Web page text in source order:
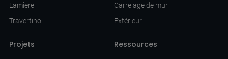
Lamiere
Travertino
Carrelage de mur
Extérieur
Projets Ressources